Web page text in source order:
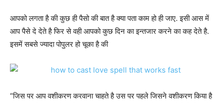
आपको लगता है की कुछ ही पैसो की बात है क्या पता काम हो ही जाए. इसी आस में
आप पैसे दे देते है फिर से वही आपको कुछ दिन का इन्तजार करने का कह देते है.
इसमें सबसे ज्यादा पोपुलर हो चूका है की
“जिस पर आप वशीकरण करवाना चाहते है उस पर पहले जिसने वशीकरण किया है